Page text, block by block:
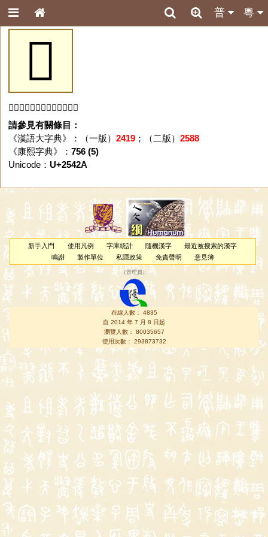
粵
普
𥐪
「𥐪」字未收錄於本資料庫。
請參見有關條目：
《漢語大字典》：（一版） 2419；（二版） 2588
《康熙字典》： 756 (5)
Unicode： U+2542A
新手入門 使用凡例 字庫統計 隨機漢字
最近被搜索的漢字
鳴謝
製作單位 私隱政策 免責聲明 意見簿
（管理員 ）
在線人數： 4835
自 2014 年 7 月 8 日起
瀏覽人數： 80035657
使用次數： 293873732